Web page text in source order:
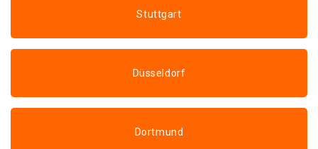
Stuttgart
Düsseldorf
Dortmund